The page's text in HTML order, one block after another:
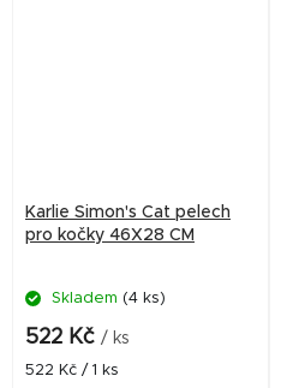
Karlie Simon's Cat pelech
pro kočky 46X28 CM
Skladem (4 ks)
522 Kč / ks
Měrná
522 Kč / 1 ks